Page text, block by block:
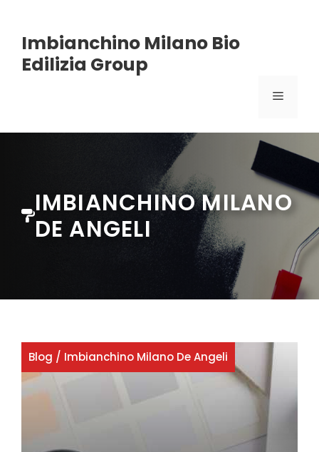
contenuto
Imbianchino Milano Bio
Edilizia Group
MENU
IMBIANCHINO MILANO
DE ANGELI
Blog / Imbianchino Milano De Angeli